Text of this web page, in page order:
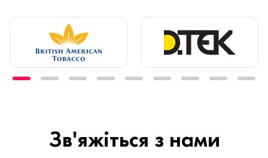
Зв'яжіться з нами